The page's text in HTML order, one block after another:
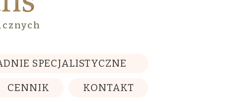
SPECJALISTYCZNE
CENNIK KONTAKT